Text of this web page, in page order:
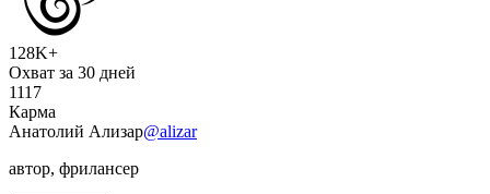
128K+
Охват за 30 дней
1117
Карма
Анатолий Ализар@alizar
автор, фрилансер